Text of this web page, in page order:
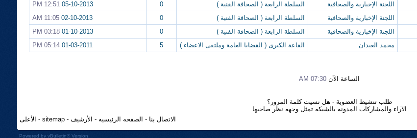
اللجنة الإخبارية والصحافية السلطة الرابعة ( الصحافة الفنية ) 0
05-10-2013
12:51 PM
اللجنة الإخبارية والصحافية السلطة الرابعة ( الصحافة الفنية ) 0
02-10-2013
11:05 AM
اللجنة الإخبارية والصحافية السلطة الرابعة ( الصحافة الفنية ) 0
01-10-2013
03:18 PM
محمد العيدان القاعة الكبرى ( القضايا العامة وملتقى الاعضاء ) 5
01-03-2011
05:14 PM
الساعة الآن 07:30 AM
طلب تنشيط العضوية - هل نسيت كلمة المرور؟
الآراء والمشاركات المدونة بالشبكة تمثل وجهة نظر صاحبها
الاتصال بنا - الصفحه الرئيسيه - الأرشيف-
sitemap
- الأعلى
Powered by vBulletin®Version